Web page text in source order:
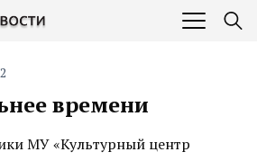
времени
МУ «Культурный центр